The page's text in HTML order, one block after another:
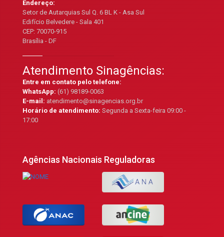
Endereço:
Setor de Autarquias Sul Q. 6 BL K - Asa Sul
Edifício Belvedere - Sala 401
CEP: 70070-915
Brasília - DF
Atendimento Sinagências:
Entre em contato pelo telefone:
WhatsApp:(61) 98189-0063
E-mail:atendimento@sinagencias.org.br
Horário de atendimento:Segunda a Sexta-feira 09:00 -
17:00
Agências Nacionais Reguladoras